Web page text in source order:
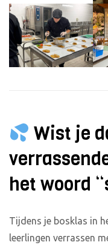
Wist je
het woord
Tijdens je bosklas in
leerlingen verrassen